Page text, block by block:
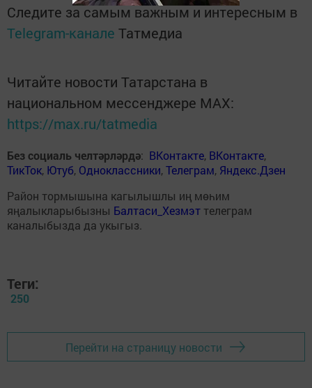
Следите за самым важным и интересным в
Telegram-канале Татмедиа
Читайте новости Татарстана в
национальном мессенджере MАХ:
https://max.ru/tatmedia
Без социаль челтәрләрдә: ВКонтакте, ВКонтакте,
ТикТок, Ютуб, Одноклассники,Телеграм, Яндекс.Дзен
Район тормышына кагылышлы иң мөһим
яңалыкларыбызны Балтаси_Хезмэт телеграм
каналыбызда да укыгыз.
Теги:
250
Перейти на страницу новости